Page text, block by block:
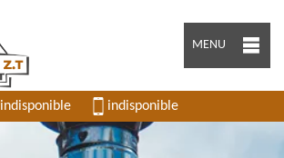
MENU
indisponible indisponible